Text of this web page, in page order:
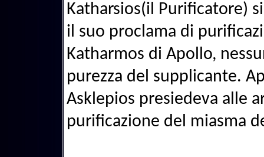
Katharsios(il Purificatore)
il suo proclama di
Katharmos di Apollo,
purezza del supplicante.
Asklepios presiedeva alle
purificazione del miasma